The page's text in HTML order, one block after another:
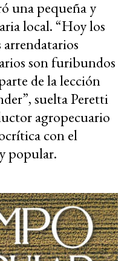
una pequeña y
local. “Hoy los
arrendatarios
son furibundos
de la lección
suelta Peretti
agropecuario
con el
popular.